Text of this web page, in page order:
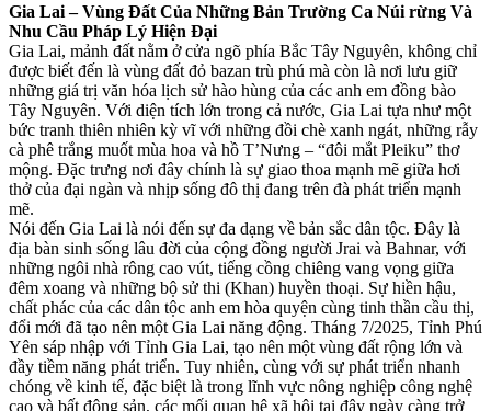
Gia Lai – Vùng Đất Của Những Bản Trường Ca Núi rừng Và
Nhu Cầu Pháp Lý Hiện Đại
Gia Lai, mảnh đất nằm ở cửa ngõ phía Bắc Tây Nguyên, không chỉ
được biết đến là vùng đất đỏ bazan trù phú mà còn là nơi lưu giữ
những giá trị văn hóa lịch sử hào hùng của các anh em đồng bào
Tây Nguyên. Với diện tích lớn trong cả nước, Gia Lai tựa như một
bức tranh thiên nhiên kỳ vĩ với những đồi chè xanh ngát, những rẫy
cà phê trắng muốt mùa hoa và hồ T’Nưng – “đôi mắt Pleiku” thơ
mộng. Đặc trưng nơi đây chính là sự giao thoa mạnh mẽ giữa hơi
thở của đại ngàn và nhịp sống đô thị đang trên đà phát triển mạnh
mẽ.
Nói đến Gia Lai là nói đến sự đa dạng về bản sắc dân tộc. Đây là
địa bàn sinh sống lâu đời của cộng đồng người Jrai và Bahnar, với
những ngôi nhà rông cao vút, tiếng cồng chiêng vang vọng giữa
đêm xoang và những bộ sử thi (Khan) huyền thoại. Sự hiền hậu,
chất phác của các dân tộc anh em hòa quyện cùng tinh thần cầu thị,
đổi mới đã tạo nên một Gia Lai năng động. Tháng 7/2025, Tỉnh Phú
Yên sáp nhập với Tỉnh Gia Lai, tạo nên một vùng đất rộng lớn và
đầy tiềm năng phát triển. Tuy nhiên, cùng với sự phát triển nhanh
chóng về kinh tế, đặc biệt là trong lĩnh vực nông nghiệp công nghệ
cao và bất động sản, các mối quan hệ xã hội tại đây ngày càng trở